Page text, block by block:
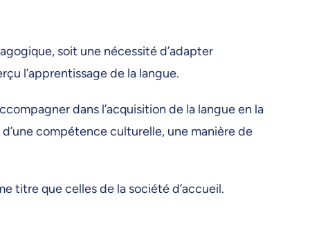
soit une nécessité d’adapter
l’apprentissage de la langue.
dans l’acquisition de la langue en la
compétence culturelle, une manière de
titre que celles de la société d’accueil.